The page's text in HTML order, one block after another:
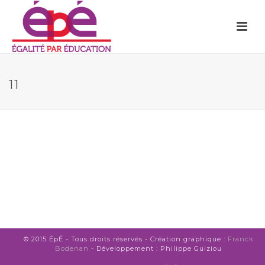
11
© 2015 ÉpÉ - Tous droits réservés - Création graphique : Franck
Bodenan - Développement : Philippe Guiziou